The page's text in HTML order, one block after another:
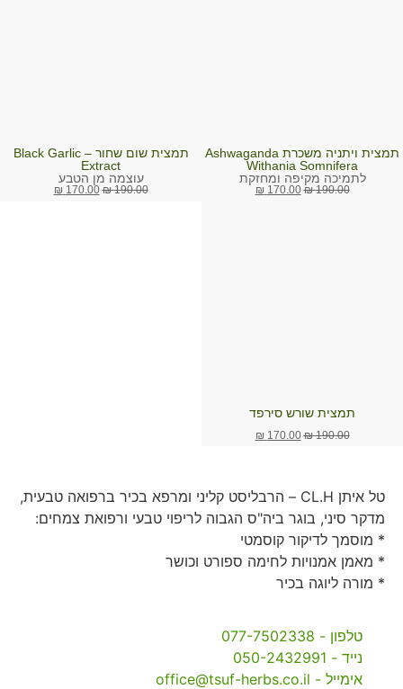
תמצית ויתניה משכרת Ashwaganda
Withania Somnifera
לתמיכה מקיפה ומחזקת
190.00
₪
170.00
₪
תמצית שום שחור – Black Garlic
Extract
עוצמה מן הטבע
190.00
₪
170.00
₪
תמצית שורש סירפד
190.00
₪
170.00
₪
טל איתן CL.H – הרבליסט קליני ומרפא בכיר ברפואה טבעית,
מדקר סיני, בוגר ביה"ס הגבוה לריפוי טבעי ורפואת צמחים:
* מוסמך לדיקור קוסמטי
* מאמן אמנויות לחימה ספורט וכושר
* מורה ליוגה בכיר
טלפון - 077-7502338
נייד - 050-2432991
אימייל - office@tsuf-herbs.co.il